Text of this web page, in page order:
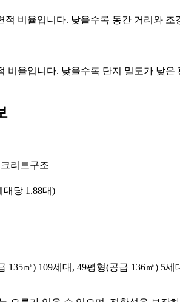
적 비율입니다. 낮을수록 동간 거리와 조
비율입니다. 낮을수록 단지 밀도가 낮은
리트구조
대당 1.88대)
135㎡) 109세대, 49평형(공급 136㎡) 5세